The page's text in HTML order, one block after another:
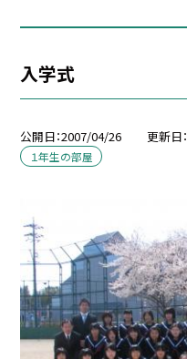
入学式
公開日 2007/04/26 更新日
１年生の部屋